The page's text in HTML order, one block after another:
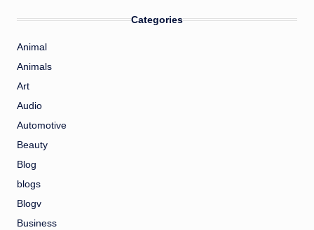
Categories
Animal
Animals
Art
Audio
Automotive
Beauty
Blog
blogs
Blogv
Business